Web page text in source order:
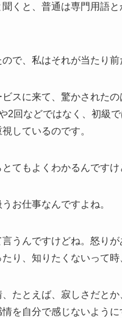
くと、普通は専門用語
で、私はそれが当たり前
スに来て、驚かされた
2回などではなく、初級
しているのです。
てもよくわかるんですけ
お仕事なんですよね。
うんですけどね。怒り
り、知りたくないって
たとえば、寂しさだと
を自分で感じないよう